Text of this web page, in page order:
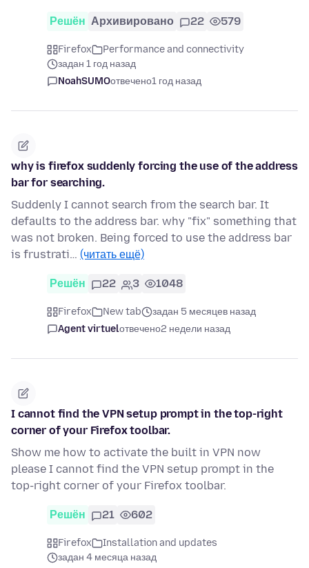
Решён Архивировано 22 579
Firefox
Performance and connectivity
задан 1 год назад
NoahSUMOотвечено1 год назад
why is firefox suddenly forcing the use of the address
bar for searching.
Suddenly I cannot search from the search bar. It
defaults to the address bar. why "fix" something that
was not broken. Being forced to use the address bar
is frustrati… (читать ещё)
Решён 22 3 1048
Firefox New tab
задан 5 месяцев назад
Agent virtuelотвечено2 недели назад
I cannot find the VPN setup prompt in the top-right
corner of your Firefox toolbar.
Show me how to activate the built in VPN now
please I cannot find the VPN setup prompt in the
top-right corner of your Firefox toolbar.
Решён 21 602
Firefox
Installation and updates
задан 4 месяца назад